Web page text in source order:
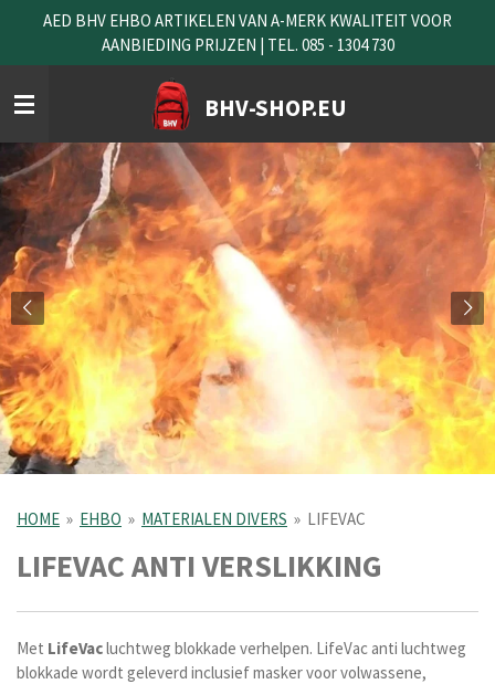
naar
de
hoofdinhoud
BHV-SHOP.EU
AED BHV EHBO ARTIKELEN VAN A-MERK KWALITEIT VOOR
AANBIEDING PRIJZEN | TEL. 085 - 1304 730
HOME » EHBO » MATERIALEN DIVERS » LIFEVAC
LIFEVAC ANTI VERSLIKKING
Met LifeVacluchtweg blokkade verhelpen. LifeVac anti luchtweg
blokkade wordt geleverd inclusief masker voor volwassene,